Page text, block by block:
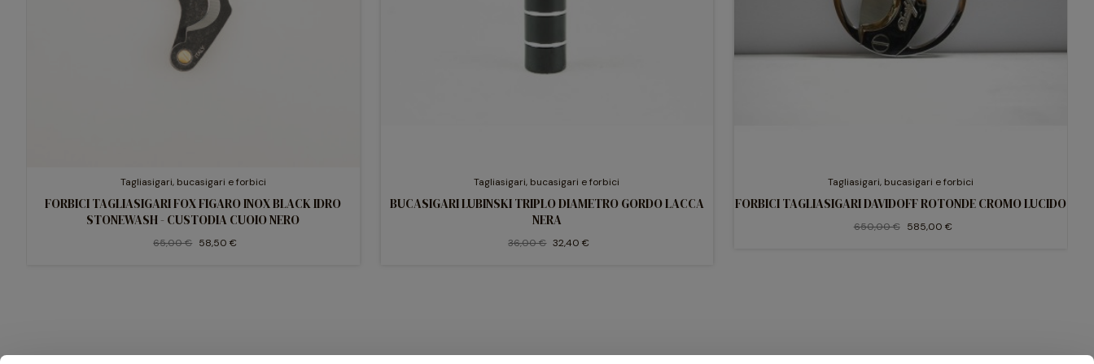
Tagliasigari, bucasigari e forbici
FORBICI TAGLIASIGARI FOX FIGARO INOX BLACK IDRO
STONEWASH - CUSTODIA CUOIO NERO
65,00 € 58,50 €
Tagliasigari, bucasigari e forbici
BUCASIGARI LUBINSKI TRIPLO DIAMETRO GORDO LACCA
NERA
36,00 € 32,40 €
Tagliasigari, bucasigari e forbici
FORBICI TAGLIASIGARI DAVIDOFF ROTONDE CROMO LUCIDO
650,00 € 585,00 €